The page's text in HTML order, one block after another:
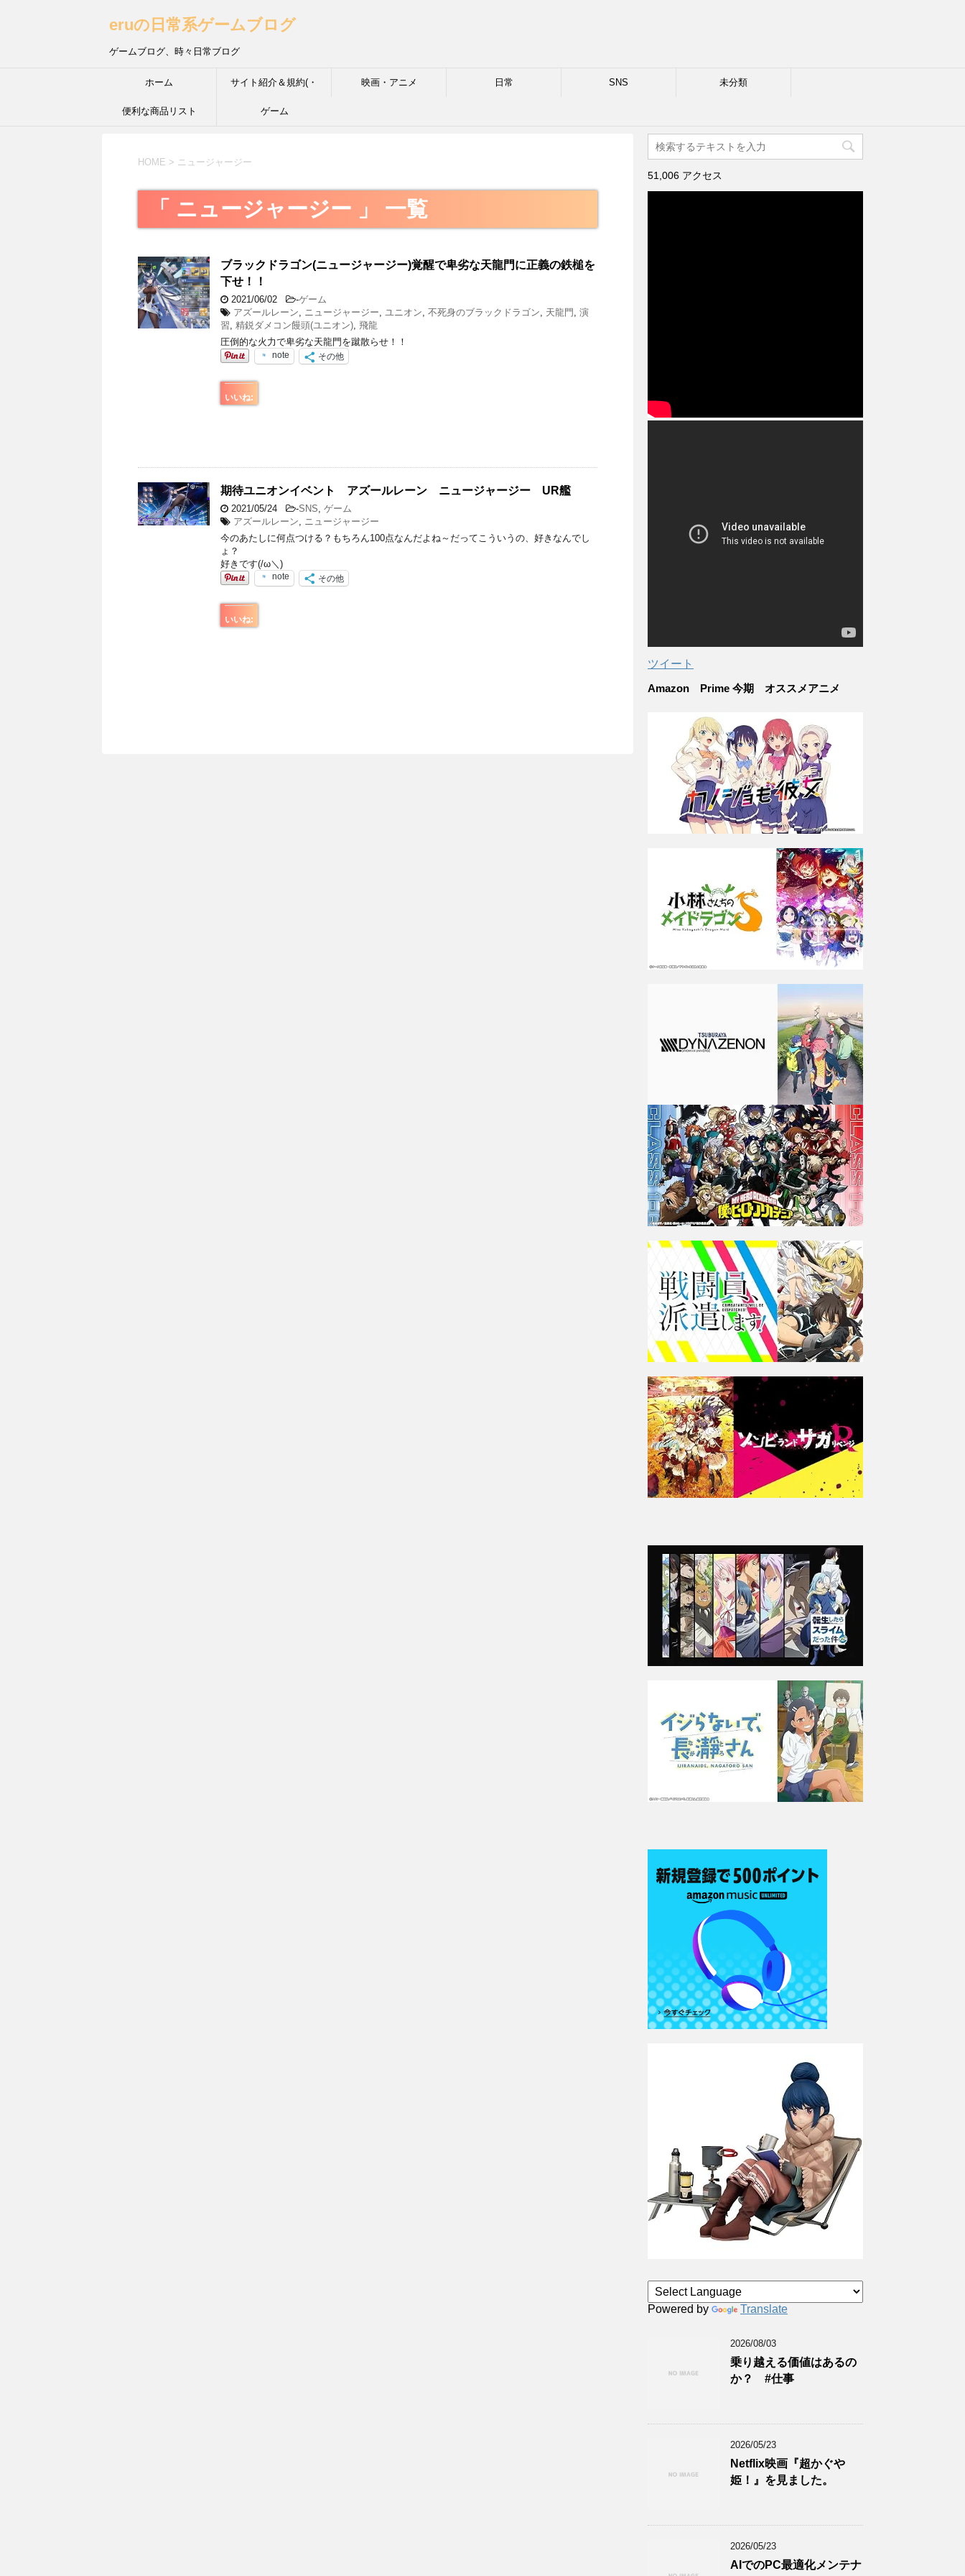
eruの日常系ゲームブログ
ゲームブログ、時々日常ブログ
ホーム サイト紹介＆規約(・
´з`・) ＩＮＦＰ的な性格
映画・アニメ 日常 SNS 未分類
便利な商品リスト ゲーム
HOME > ニュージャージー
「 ニュージャージー 」 一覧
ブラックドラゴン(ニュージャージー)覚醒で卑劣な天龍門に正義の鉄槌を
下せ！！
2021/06/02 -ゲーム
アズールレーン, ニュージャージー, ユニオン, 不死身のブラックドラゴン, 天龍門 , 演
習, 精鋭ダメコン饅頭(ユニオン), 飛龍
圧倒的な火力で卑劣な天龍門を蹴散らせ！！
note その他
いいね:
期待ユニオンイベント アズールレーン ニュージャージー UR艦
2021/05/24 -SNS ゲーム
アズールレーン
ニュージャージー
今のあたしに何点つける？もちろん100点なんだよね～だってこういうの、好きなんでし
ょ？
好きです(/ω＼)
note その他
いいね:
51,006 アクセス
ツイート
Amazon Prime 今期 オススメアニメ
Powered by Translate
2026/08/03
乗り越える価値はあるの
か？ #仕事
2026/05/23
Netflix映画『超かぐや
姫！』を見ました。
2026/05/23
AIでのPC最適化メンテナ